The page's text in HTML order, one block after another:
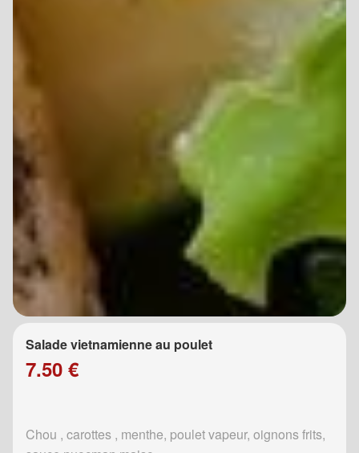
Salade vietnamienne au poulet
7.50 €
Chou , carottes , menthe, poulet vapeur, oignons frits,